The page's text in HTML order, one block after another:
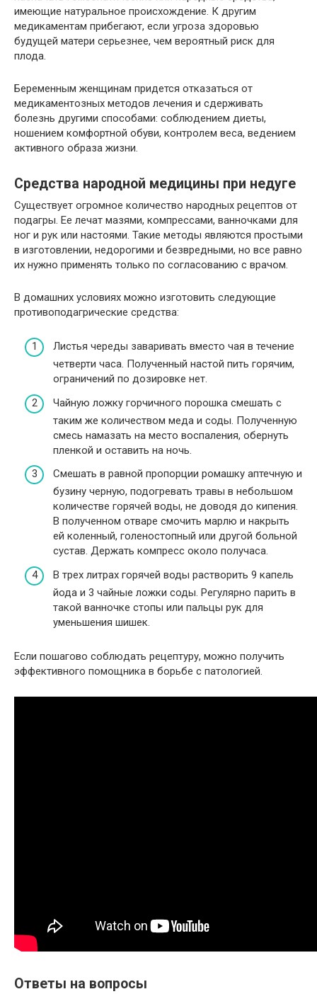
имеющие натуральное происхождение. К другим
медикаментам прибегают, если угроза здоровью
будущей матери серьезнее, чем вероятный риск для
плода.
Беременным женщинам придется отказаться от
медикаментозных методов лечения и сдерживать
болезнь другими способами: соблюдением диеты,
ношением комфортной обуви, контролем веса, ведением
активного образа жизни.
Средства народной медицины при недуге
Существует огромное количество народных рецептов от
подагры. Ее лечат мазями, компрессами, ванночками для
ног и рук или настоями. Такие методы являются простыми
в изготовлении, недорогими и безвредными, но все равно
их нужно применять только по согласованию с врачом.
В домашних условиях можно изготовить следующие
противоподагрические средства:
Листья череды заваривать вместо чая в течение
четверти часа. Полученный настой пить горячим,
ограничений по дозировке нет.
Чайную ложку горчичного порошка смешать с
таким же количеством меда и соды. Полученную
смесь намазать на место воспаления, обернуть
пленкой и оставить на ночь.
Смешать в равной пропорции ромашку аптечную и
бузину черную, подогревать травы в небольшом
количестве горячей воды, не доводя до кипения.
В полученном отваре смочить марлю и накрыть
ей коленный, голеностопный или другой больной
сустав. Держать компресс около получаса.
В трех литрах горячей воды растворить 9 капель
йода и 3 чайные ложки соды. Регулярно парить в
такой ванночке стопы или пальцы рук для
уменьшения шишек.
Если пошагово соблюдать рецептуру, можно получить
эффективного помощника в борьбе с патологией.
Ответы на вопросы